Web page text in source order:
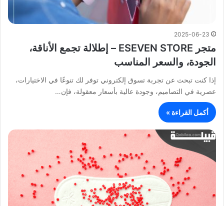
2025-06-23
متجر ESEVEN STORE – إطلالة تجمع الأناقة،
الجودة، والسعر المناسب
إذا كنت تبحث عن تجربة تسوق إلكتروني توفر لك تنوعًا في الاختيارات،
عصرية في التصاميم، وجودة عالية بأسعار معقولة، فإن…
أكمل القراءة »